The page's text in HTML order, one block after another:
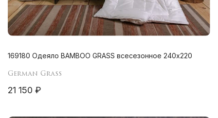
169180 Одеяло BAMBOO GRASS всесезонное 240х220
German Grass
21 150 ₽